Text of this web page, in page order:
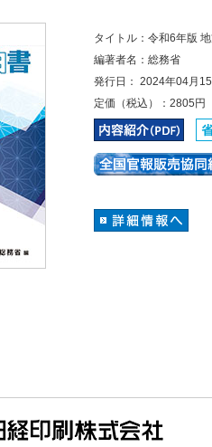
タイトル：令和6年版
編著者名：総務省
発行日： 2024年04月15
定価（税込）：2805円